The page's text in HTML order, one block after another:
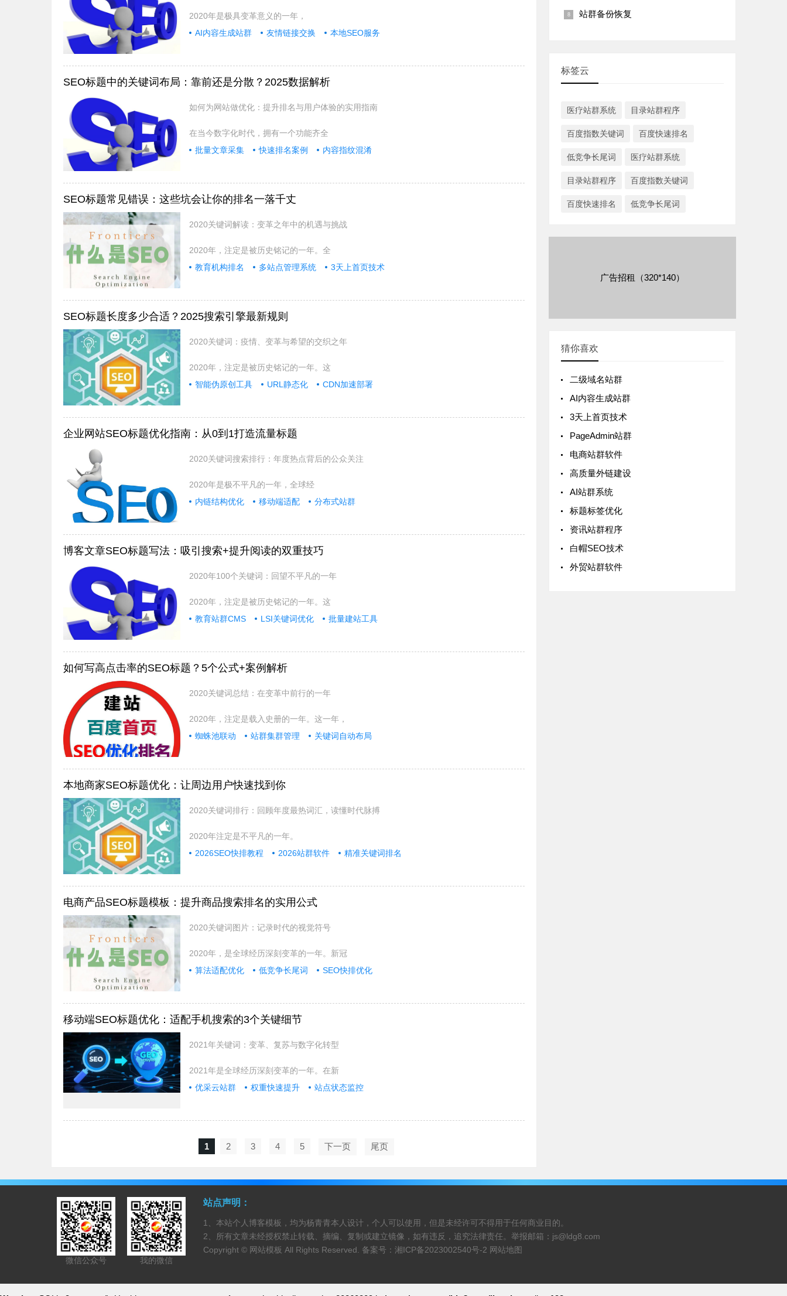
2020年是极具变革意义的一年，
AI内容生成站群
友情链接交换 本地SEO服务
SEO标题中的关键词布局：靠前还是分散？2025数据解析
如何为网站做优化：提升排名与用户体验的实用指南
在当今数字化时代，拥有一个功能齐全
批量文章采集
快速排名案例 内容指纹混淆
SEO标题常见错误：这些坑会让你的排名一落千丈
2020关键词解读：变革之年中的机遇与挑战
2020年，注定是被历史铭记的一年。全
教育机构排名
多站点管理系统 3天上首页技术
SEO标题长度多少合适？2025搜索引擎最新规则
2020关键词：疫情、变革与希望的交织之年
2020年，注定是被历史铭记的一年。这
智能伪原创工具
URL静态化 CDN加速部署
企业网站SEO标题优化指南：从0到1打造流量标题
2020关键词搜索排行：年度热点背后的公众关注
2020年是极不平凡的一年，全球经
内链结构优化
移动端适配 分布式站群
博客文章SEO标题写法：吸引搜索+提升阅读的双重技巧
2020年100个关键词：回望不平凡的一年
2020年，注定是被历史铭记的一年。这
教育站群CMS
LSI关键词优化 批量建站工具
如何写高点击率的SEO标题？5个公式+案例解析
2020关键词总结：在变革中前行的一年
2020年，注定是载入史册的一年。这一年，
蜘蛛池联动
站群集群管理 关键词自动布局
本地商家SEO标题优化：让周边用户快速找到你
2020关键词排行：回顾年度最热词汇，读懂时代脉搏
2020年注定是不平凡的一年。
2026SEO快排教程
2026站群软件 精准关键词排名
电商产品SEO标题模板：提升商品搜索排名的实用公式
2020关键词图片：记录时代的视觉符号
2020年，是全球经历深刻变革的一年。新冠
算法适配优化
低竞争长尾词 SEO快排优化
移动端SEO标题优化：适配手机搜索的3个关键细节
2021年关键词：变革、复苏与数字化转型
2021年是全球经历深刻变革的一年。在新
优采云站群
权重快速提升 站点状态监控
1 2 3 4 5 下一页 尾页
站群备份恢复
标签云
医疗站群系统 目录站群程序
百度指数关键词 百度快速排名
低竞争长尾词 医疗站群系统
目录站群程序 百度指数关键词
百度快速排名 低竞争长尾词
广告招租（320*140）
猜你喜欢
二级域名站群
AI内容生成站群
3天上首页技术
PageAdmin站群
电商站群软件
高质量外链建设
AI站群系统
标题标签优化
资讯站群程序
白帽SEO技术
外贸站群软件
微信公众号 我的微信
站点声明：
1、本站个人博客模板，均为杨青青本人设计，个人可以使用，但是未经许可不得用于任何商业目的。
2、所有文章未经授权禁止转载、摘编、复制或建立镜像，如有违反，追究法律责任。举报邮箱： js@ldg8.com
Copyright © 网站模板 All Rights Reserved. 备案号： 湘ICP备2023002540号-2 网站地图